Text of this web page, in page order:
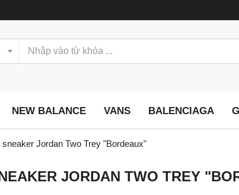
NEW BALANCE VANS BALENCIAGA
Jordan Two Trey "Bordeaux"
JORDAN TWO TREY